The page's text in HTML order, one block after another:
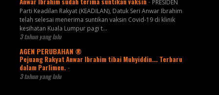
PRESIDEN
Parti Keadilan Rakyat (KEADILAN), Datuk Seri Anwar Ibrahim
telah selesai menerima suntikan vaksin Covid-19 di klinik
kesihatan Kuala Lumpur pagi t...
3 tahun yang lalu
AGEN PERUBAHAN ®
Pejuang Rakyat Anwar Ibrahim tibai Muhyiddin... Terbaru
dalam Parlimen. -
3 tahun yang lalu